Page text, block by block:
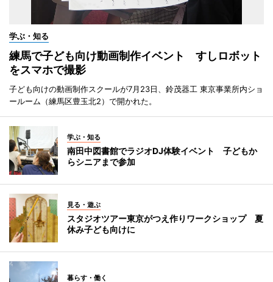
学ぶ・知る
練馬で子ども向け動画制作イベント すしロボット
をスマホで撮影
子ども向けの動画制作スクールが7月23日、鈴茂器工 東京事業所内ショ
ールーム（練馬区豊玉北2）で開かれた。
学ぶ・知る
南田中図書館でラジオDJ体験イベント 子どもか
らシニアまで参加
見る・遊ぶ
スタジオツアー東京がつえ作りワークショップ 夏
休み子ども向けに
暮らす・働く